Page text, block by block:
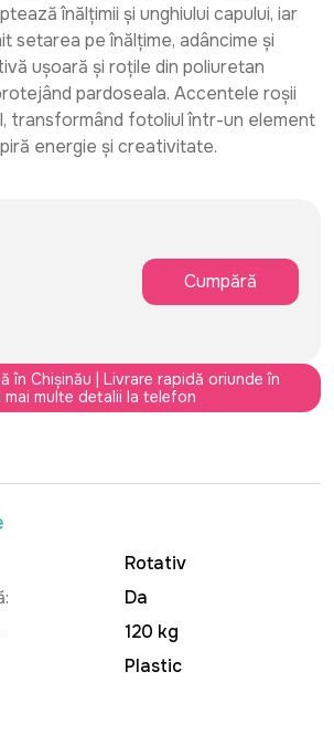
înălțimii și unghiului capului, iar
setarea pe înălțime, adâncime și
ușoară și roțile din poliuretan
pardoseala. Accentele roșii
transformând fotoliul într-un element
energie și creativitate.
Cumpără
în Chișinău | Livrare rapidă oriunde în
mai multe detalii la telefon
Rotativ
Da
120 kg
Plastic